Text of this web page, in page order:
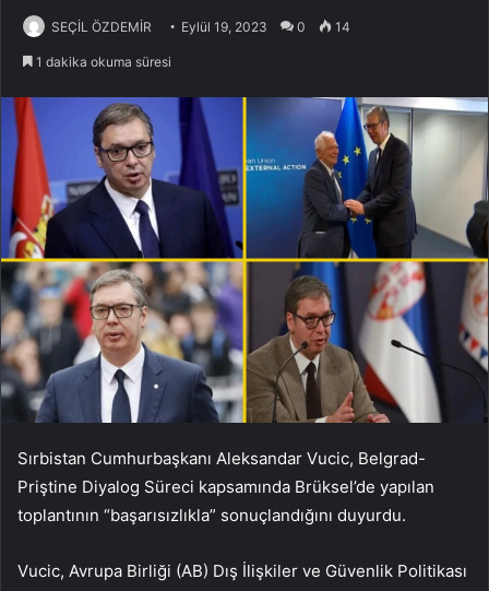
SEÇİL ÖZDEMİR Eylül 19, 2023 0 14
1 dakika okuma süresi
Sırbistan Cumhurbaşkanı Aleksandar Vucic, Belgrad-
Priştine Diyalog Süreci kapsamında Brüksel’de yapılan
toplantının “başarısızlıkla” sonuçlandığını duyurdu.
Vucic, Avrupa Birliği (AB) Dış İlişkiler ve Güvenlik Politikası